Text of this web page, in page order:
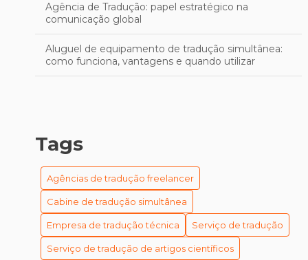
Agência de Tradução: papel estratégico na
comunicação global
Aluguel de equipamento de tradução simultânea:
como funciona, vantagens e quando utilizar
para se Destacar no Mercado
As Melhores Empresas de Tradução em Porto Alegre
para Seu Negócio
As Melhores Empresas de Tradução em Porto Alegre
Para Suas Necessidades
Tags
Agências de tradução freelancer
Cabine de tradução simultânea
Empresa de tradução técnica Serviço de tradução
Serviço de tradução de artigos científicos